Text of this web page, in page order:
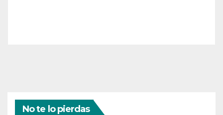
No te lo pierdas